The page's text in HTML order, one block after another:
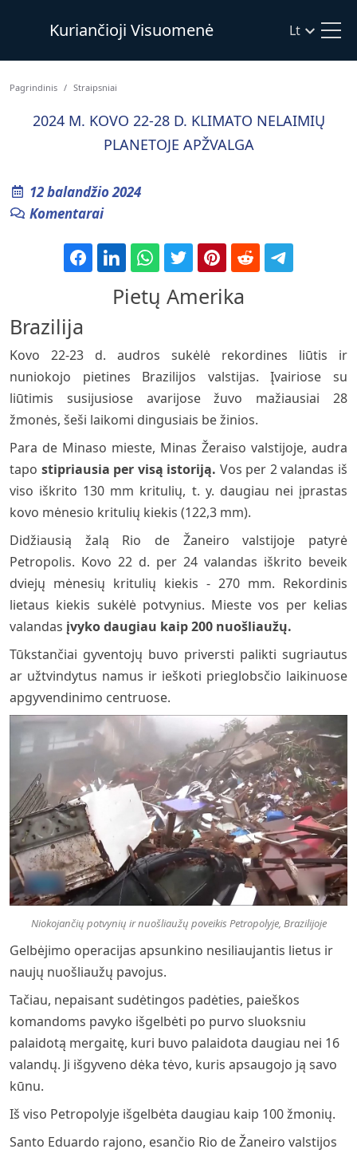
Kuriančioji Visuomenė Lt
Pagrindinis Straipsniai
2024 M. KOVO 22-28 D. KLIMATO NELAIMIŲ
PLANETOJE APŽVALGA
12 balandžio 2024
Komentarai
Pietų Amerika
Brazilija
Kovo 22-23 d. audros sukėlė rekordines liūtis ir
nuniokojo pietines Brazilijos valstijas. Įvairiose su
liūtimis susijusiose avarijose žuvo mažiausiai 28
žmonės, šeši laikomi dingusiais be žinios.
Para de Minaso mieste, Minas Žeraiso valstijoje, audra
tapo stipriausia per visą istoriją. Vos per 2 valandas iš
viso iškrito 130 mm kritulių, t. y. daugiau nei įprastas
kovo mėnesio kritulių kiekis (122,3 mm).
Didžiausią žalą Rio de Žaneiro valstijoje patyrė
Petropolis. Kovo 22 d. per 24 valandas iškrito beveik
dviejų mėnesių kritulių kiekis - 270 mm. Rekordinis
lietaus kiekis sukėlė potvynius. Mieste vos per kelias
valandas įvyko daugiau kaip 200 nuošliaužų.
Tūkstančiai gyventojų buvo priversti palikti sugriautus
ar užtvindytus namus ir ieškoti prieglobsčio laikinuose
apgyvendinimo centruose.
Niokojančių potvynių ir nuošliaužų poveikis Petropolyje, Brazilijoje
Gelbėjimo operacijas apsunkino nesiliaujantis lietus ir
naujų nuošliaužų pavojus.
Tačiau, nepaisant sudėtingos padėties, paieškos
komandoms pavyko išgelbėti po purvo sluoksniu
palaidotą mergaitę, kuri buvo palaidota daugiau nei 16
valandų. Ji išgyveno dėka tėvo, kuris apsaugojo ją savo
kūnu.
Iš viso Petropolyje išgelbėta daugiau kaip 100 žmonių.
Santo Eduardo rajono, esančio Rio de Žaneiro valstijos